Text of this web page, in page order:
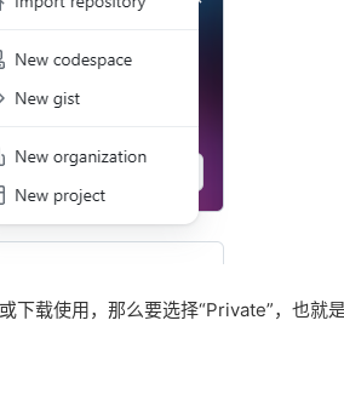
载使用，那么要选择“Private”，也